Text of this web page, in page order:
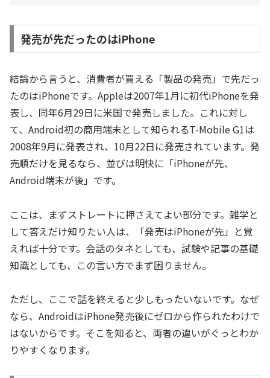
発売が先だったのはiPhone
結論から言うと、消費者が買える「製品の発売」で先だっ
たのはiPhoneです。Appleは2007年1月に初代iPhoneを発
表し、同年6月29日に米国で発売しました。これに対し
て、Android初の商用端末として知られるT-Mobile G1は
2008年9月に発表され、10月22日に発売されています。発
売順だけを見るなら、並びは明快に「iPhoneが先、
Android端末が後」です。
ここは、まずストレートに押さえてよい部分です。雑学と
して答えだけ知りたい人は、「発売はiPhoneが先」と覚
えれば十分です。会話のタネとしても、試験や記事の基礎
知識としても、この言い方でまず困りません。
ただし、ここで話を終えると少しもったいないです。なぜ
なら、AndroidはiPhone発売後にゼロから作られたわけで
はないからです。そこを知ると、両者の違いがぐっとわか
りやすくなります。